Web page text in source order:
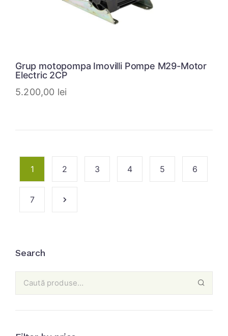
Grup motopompa Imovilli Pompe M29-Motor
Electric 2CP
5.200,00 lei
1 2 3 4 5 6
7
Search